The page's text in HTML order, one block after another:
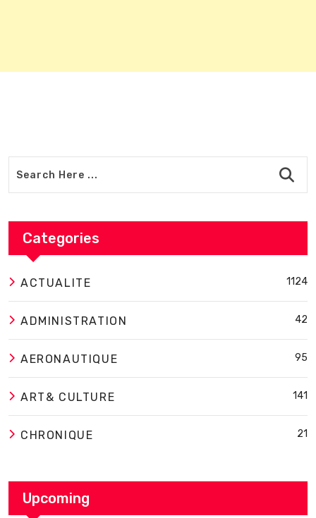
Categories
ACTUALITE 1124
ADMINISTRATION 42
AERONAUTIQUE 95
ART& CULTURE 141
CHRONIQUE 21
Upcoming